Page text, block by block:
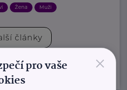
Žena Muži
články
×
pro vaše